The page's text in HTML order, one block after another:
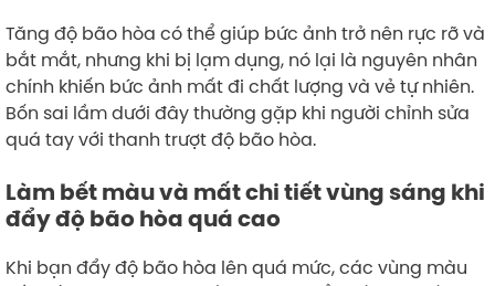
Tăng độ bão hòa có thể giúp bức ảnh trở nên rực rỡ và
bắt mắt, nhưng khi bị lạm dụng, nó lại là nguyên nhân
chính khiến bức ảnh mất đi chất lượng và vẻ tự nhiên.
Bốn sai lầm dưới đây thường gặp khi người chỉnh sửa
quá tay với thanh trượt độ bão hòa.
Làm bết màu và mất chi tiết vùng sáng khi
đẩy độ bão hòa quá cao
Khi bạn đẩy độ bão hòa lên quá mức, các vùng màu